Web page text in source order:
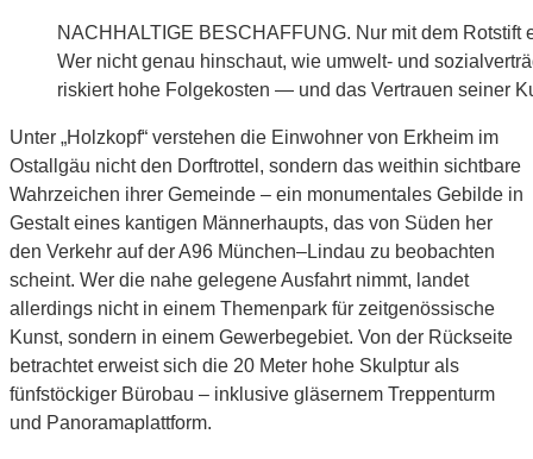
NACHHALTIGE BESCHAFFUNG. Nur mit dem Rotstift
Wer nicht genau hinschaut, wie umwelt- und
riskiert hohe Folgekosten — und das Vertrauen seiner
Unter „Holzkopf“ verstehen die Einwohner von Erkheim im
Ostallgäu nicht den Dorftrottel, sondern das weithin sichtbare
Wahrzeichen ihrer Gemeinde – ein monumentales Gebilde in
Gestalt eines kantigen Männerhaupts, das von Süden her
den Verkehr auf der A96 München–Lindau zu beobachten
scheint. Wer die nahe gelegene Ausfahrt nimmt, landet
allerdings nicht in einem Themenpark für zeitgenössische
Kunst, sondern in einem Gewerbegebiet. Von der Rückseite
betrachtet erweist sich die 20 Meter hohe Skulptur als
fünfstöckiger Bürobau – inklusive gläsernem Treppenturm
und Panoramaplattform.